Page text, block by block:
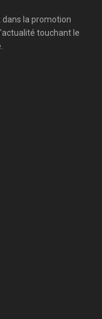
dans la promotion
touchant le